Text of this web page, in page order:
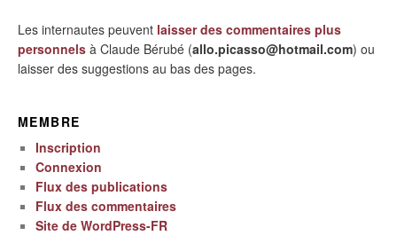
Les internautes peuvent laisser des commentaires plus
personnels à Claude Bérubé (allo.picasso@hotmail.com) ou
laisser des suggestions au bas des pages.
MEMBRE
Inscription
Connexion
Flux des publications
Flux des commentaires
Site de WordPress-FR